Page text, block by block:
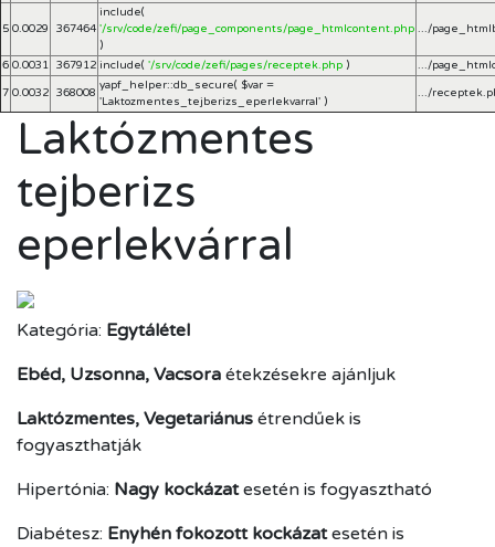
5 0.0029 367464
include(
'/srv/code/zefi/page_components/page_htmlcontent.php
)
.../
6 0.0031 367912 include( '/srv/code/zefi/pages/receptek.php ) .../
7 0.0032 368008
yapf_helper::db_secure( $var =
'Laktozmentes_tejberizs_eperlekvarral' )
.../
Laktózmentes
tejberizs
eperlekvárral
Kategória: Egytálétel
Ebéd, Uzsonna, Vacsora étekzésekre ajánljuk
Laktózmentes, Vegetariánus étrendűek is
fogyaszthatják
Hipertónia: Nagy kockázatesetén is fogyasztható
Diabétesz: Enyhén fokozott kockázatesetén is